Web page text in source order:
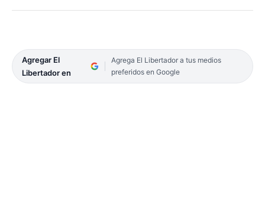
Agregar El
Libertador en
Agrega El Libertador a tus medios
preferidos en Google